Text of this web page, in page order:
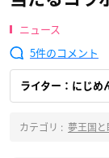
ニュース
5
ライター：にじめ
カテゴリ : 夢王国